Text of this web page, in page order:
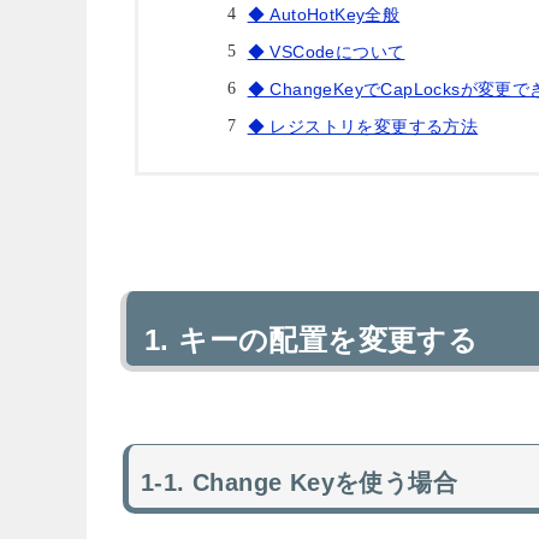
◆ AutoHotKey全般
◆ VSCodeについて
◆ ChangeKeyでCapLocksが変更で
◆ レジストリを変更する方法
キーの配置を変更する
Change Keyを使う場合